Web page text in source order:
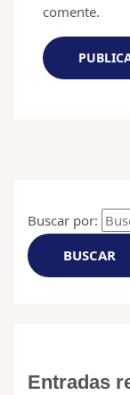
comente.
Buscar por:
Entradas